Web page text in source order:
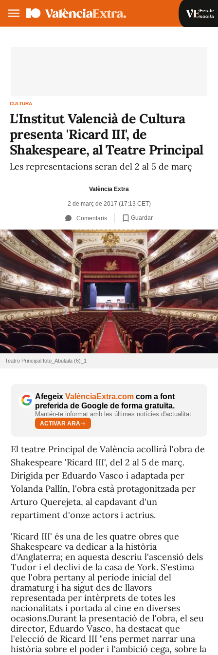
Fes-te
soci/a
CULTURA
L'Institut Valencià de Cultura
presenta 'Ricard III', de
Shakespeare, al Teatre Principal
Les representacions seran del 2 al 5 de març
València Extra
2 de març de 2017 (17:13 CET)
Comentaris Guardar
Teatro Principal foto_Abulaila (6)_1
Afegeix ValènciaExtra.com com a font
preferida de Google de forma gratuïta.
Mantén-te informat amb les últimes notícies d'actualitat.
ACTIVAR ARA
El teatre Principal de València acollirà l'obra de
Shakespeare 'Ricard III', del 2 al 5 de març.
Dirigida per Eduardo Vasco i adaptada per
Yolanda Pallín, l'obra està protagonitzada per
Arturo Querejeta, al capdavant d'un
repartiment d'onze actors i actrius.
'Ricard III' és una de les quatre obres que
Shakespeare va dedicar a la història
d'Anglaterra; en aquesta descriu l'ascensió dels
Tudor i el declivi de la casa de York. S'estima
que l'obra pertany al període inicial del
dramaturg i ha sigut des de llavors
representada per intèrprets de totes les
nacionalitats i portada al cine en diverses
ocasions.Durant la presentació de l'obra, el seu
director, Eduardo Vasco, ha destacat que
l'elecció de Ricard III "ens permet narrar una
història sobre el poder i l'ambició cega, sobre la